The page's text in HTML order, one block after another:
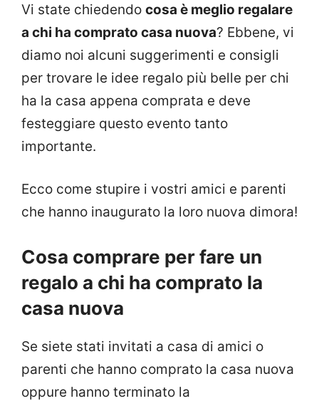
Vi state chiedendo cosa è meglio regalare
a chi ha comprato casa nuova? Ebbene, vi
diamo noi alcuni suggerimenti e consigli
per trovare le idee regalo più belle per chi
ha la casa appena comprata e deve
festeggiare questo evento tanto
importante.
Ecco come stupire i vostri amici e parenti
che hanno inaugurato la loro nuova dimora!
Cosa comprare per fare un
regalo a chi ha comprato la
casa nuova
Se siete stati invitati a casa di amici o
parenti che hanno comprato la casa nuova
oppure hanno terminato la